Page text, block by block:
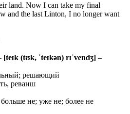
land. Now I can take my final
and the last Linton, I no longer want
[teɪk (tʊk, ˈteɪkən) rɪˈvendʒ] –
решающий
реванш
не; уже не; более не